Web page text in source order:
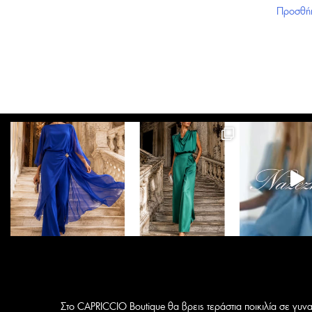
Στο CAPRICCIO Boutique θα βρεις τεράστια ποικιλία σε